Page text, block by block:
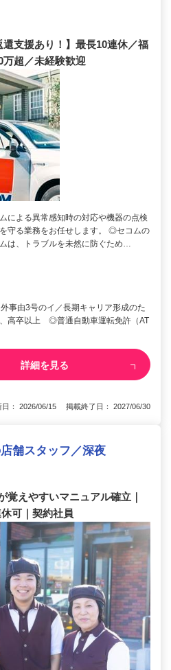
還支援あり！】最長10連休／福
超／未経験歓迎
による異常感知時の対応や機器の点検
守る業務をお任せします。 ◎セコムの
は、トラブルを未然に防ぐため…
事由3号のイ／長期キャリア形成のた
高卒以上 ◎普通自動車運転免許（AT
詳細を見る
日： 2026/06/15 掲載終了日： 2027/06/30
舗スタッフ／深夜
覚えやすいマニュアル確立｜
可｜契約社員